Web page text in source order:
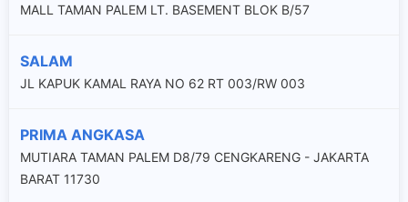
MALL TAMAN PALEM LT. BASEMENT BLOK B/57
SALAM
JL KAPUK KAMAL RAYA NO 62 RT 003/RW 003
PRIMA ANGKASA
MUTIARA TAMAN PALEM D8/79 CENGKARENG - JAKARTA
BARAT 11730